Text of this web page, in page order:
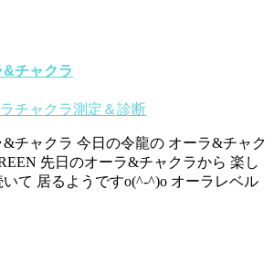
チャクラ
チャクラ測定＆診断
チャクラ 今日の令龍の オーラ&チャク
先日のオーラ&チャクラから 楽し
て 居るようですo(^-^)o オーラレベル